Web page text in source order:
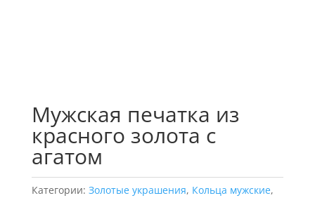
Мужская печатка из
красного золота с
агатом
Категории: Золотые украшения, Кольца мужские,